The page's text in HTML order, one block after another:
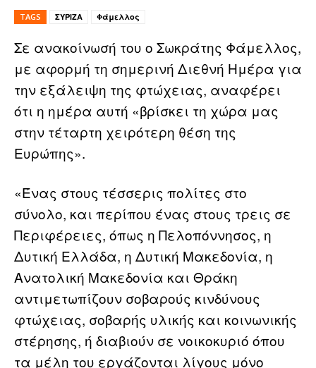
TAGS ΣΥΡΙΖΑ Φάμελλος
Σε ανακοίνωσή του ο Σωκράτης Φάμελλος,
με αφορμή τη σημερινή Διεθνή Ημέρα για
την εξάλειψη της φτώχειας, αναφέρει
ότι η ημέρα αυτή «βρίσκει τη χώρα μας
στην τέταρτη χειρότερη θέση της
Ευρώπης».
«Ένας στους τέσσερις πολίτες στο
σύνολο, και περίπου ένας στους τρεις σε
Περιφέρειες, όπως η Πελοπόννησος, η
Δυτική Ελλάδα, η Δυτική Μακεδονία, η
Ανατολική Μακεδονία και Θράκη
αντιμετωπίζουν σοβαρούς κινδύνους
φτώχειας, σοβαρής υλικής και κοινωνικής
στέρησης, ή διαβιούν σε νοικοκυριό όπου
τα μέλη του εργάζονται λίγους μόνο